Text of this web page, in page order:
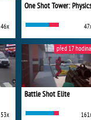
46x
53x
Battle Shot Elite
před 17